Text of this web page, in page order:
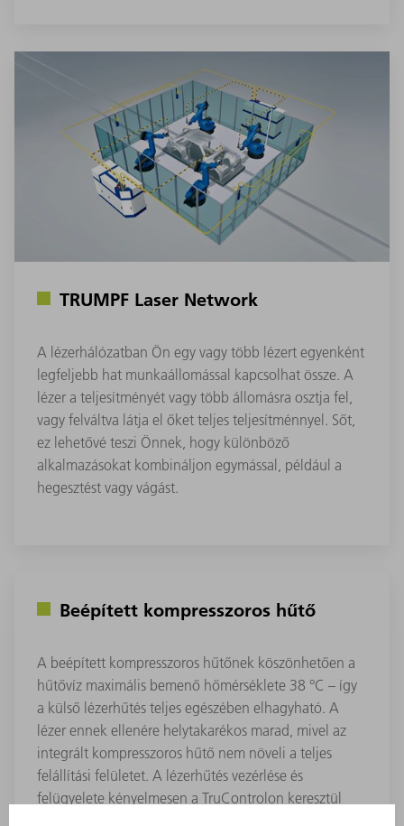
TRUMPF Laser Network
A lézerhálózatban Ön egy vagy több lézert egyenként
legfeljebb hat munkaállomással kapcsolhat össze. A
lézer a teljesítményét vagy több állomásra osztja fel,
vagy felváltva látja el őket teljes teljesítménnyel. Sőt,
ez lehetővé teszi Önnek, hogy különböző
alkalmazásokat kombináljon egymással, például a
hegesztést vagy vágást.
Beépített kompresszoros hűtő
A beépített kompresszoros hűtőnek köszönhetően a
hűtővíz maximális bemenő hőmérséklete 38 °C – így
a külső lézerhűtés teljes egészében elhagyható. A
lézer ennek ellenére helytakarékos marad, mivel az
integrált kompresszoros hűtő nem növeli a teljes
felállítási felületet. A lézerhűtés vezérlése és
felügyelete kényelmesen a TruControlon keresztül